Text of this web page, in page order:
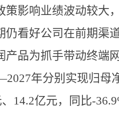
策影响业绩波动较大
仍看好公司在前期渠
产品为抓手带动终端
年分别实现归母
14.2亿元，同比-